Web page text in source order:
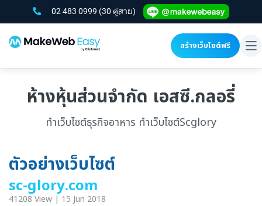
02 483 0999 (30 คู่สาย)
สร้างเว็บไซต์ฟรี
ห้างหุ้นส่วนจำกัด เอสซี.กลอรี่
ทำเว็บไซต์ธุรกิจอาหาร ทำเว็บไซต์Scglory
ตัวอย่างเว็บไซต์
sc-glory.com
41208 View | 15 Jun 2018